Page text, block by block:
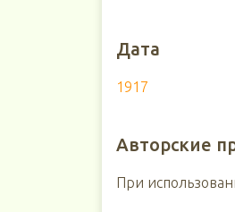
Дата
1917
Авторские
При